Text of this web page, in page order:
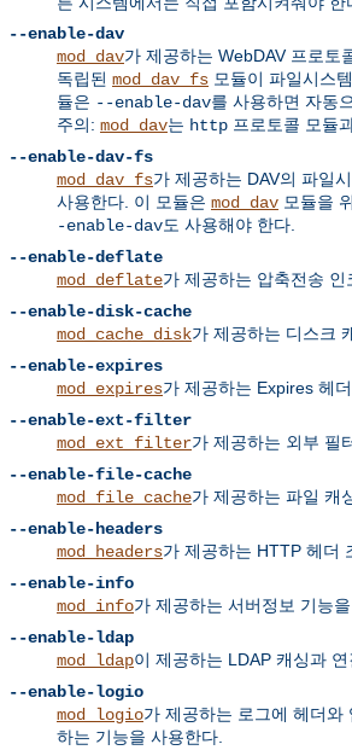
--enable-dav
mod_dav가 제공하는 WebDAV 프로토
독립된 mod_dav_fs 모듈이 파일시스
듈은 --enable-dav를 사용하면 자동
주의: mod_dav는 http 프로토콜 모듈
--enable-dav-fs
mod_dav_fs가 제공하는 DAV의 파일
사용한다. 이 모듈은 mod_dav 모듈을
-enable-dav도 사용해야 한다.
--enable-deflate
mod_deflate가 제공하는 압축전송
--enable-disk-cache
mod_cache_disk가 제공하는 디스크
--enable-expires
mod_expires가 제공하는 Expires 헤
--enable-ext-filter
mod_ext_filter가 제공하는 외부 필
--enable-file-cache
mod_file_cache가 제공하는 파일 캐
--enable-headers
mod_headers가 제공하는 HTTP 헤더
--enable-info
mod_info가 제공하는 서버정보 기능
--enable-ldap
mod_ldap이 제공하는 LDAP 캐싱과
--enable-logio
mod_logio가 제공하는 로그에 헤더와
하는 기능을 사용한다.